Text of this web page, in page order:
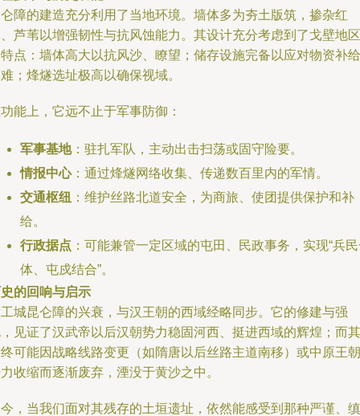
障的建造充分利用了当地环境。墙体多为夯土版筑，掺杂红
芦苇以增强韧性与抗风蚀能力。其设计充分考虑到了戈壁地区
点：墙体高大以抗风沙、瞭望；储存设施完备以应对物资补给
；烽燧选址极高以确保视域。
能上，它远不止于军事防御：
军事基地：驻扎军队，主动出击扫荡或固守险要。
情报中心：通过烽燧网络收集、传递数百里内的军情。
交通枢纽
：维护丝路北道安全，为商旅、使团提供保护和补
给。
行政据点 ：可能兼管一定区域的屯田、民政事务，实现“兵
体、屯戍结合”。
的回响与启示
城昆仑障的兴衰，与汉王朝的西域经略同步。它的修建与强
见证了汉武帝以后汉朝势力稳固河西、挺进西域的辉煌；而其
可能因战略线路变更（如隋唐以后丝路主道南移）或中原王朝
收缩而逐渐废弃，湮没于黄沙之中。
，当我们面对其残存的土垣遗址，依然能感受到那种严谨、缜